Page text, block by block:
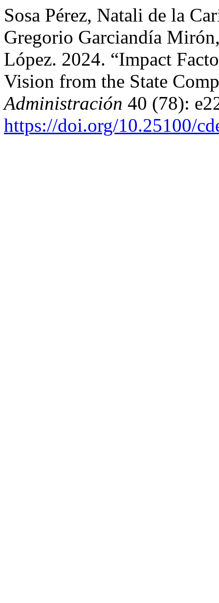
Sosa Pérez, Natali de la
Gregorio Garciandía
López. 2024. “Impact
Vision from the State
Administración 40 (78):
https://doi.org/10.25100/